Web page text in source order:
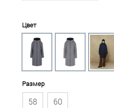
Цвет
Размер
58 60